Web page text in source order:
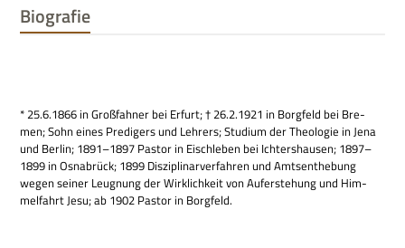
Biografie
* 25.6.1866 in Groß­fah­ner bei Erfurt; † 26.2.1921 in Borg­feld bei Bre­
men; Sohn eines Pre­di­gers und Leh­rers; Stu­dium der Theo­lo­gie in Jena
und Ber­lin; 1891–1897 Pastor in Eisch­le­ben bei Ich­ters­hau­sen; 1897–
1899 in Osna­brück; 1899 Dis­zi­pli­nar­ver­fah­ren und Amts­ent­he­bung
wegen sei­ner Leug­nung der Wirk­lich­keit von Auf­er­ste­hung und Him­
mel­fahrt Jesu; ab 1902 Pastor in Borgfeld.